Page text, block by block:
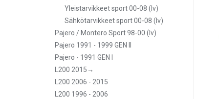
Yleistarvikkeet sport 00-08 (lv)
Sähkötarvikkeet sport 00-08 (lv)
Pajero / Montero Sport 98-00 (lv)
Pajero 1991 - 1999 GEN II
Pajero - 1991 GEN I
L200 2015→
L200 2006 - 2015
L200 1996 - 2006